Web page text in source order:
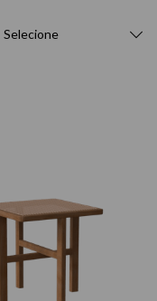
Selecione